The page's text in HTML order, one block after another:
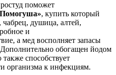
поможет
, купить который
чабрец, душица, алтей,
и
а мед восполняет запасы
обогащен йодом
способствует
организма к инфекциям.